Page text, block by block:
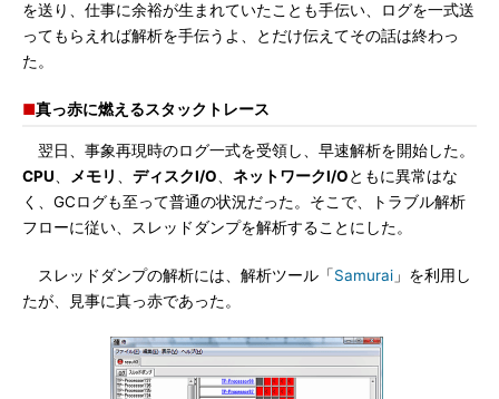
を送り、仕事に余裕が生まれていたことも手伝い、ログを一式送
ってもらえれば解析を手伝うよ、とだけ伝えてその話は終わっ
た。
■真っ赤に燃えるスタックトレース
翌日、事象再現時のログ一式を受領し、早速解析を開始した。
CPU
メモリ ディスクI/O ネットワークI/Oともに異常はな
く、GCログも至って普通の状況だった。そこで、トラブル解析
フローに従い、スレッドダンプを解析することにした。
スレッドダンプの解析には、解析ツール「Samurai 」を利用し
たが、見事に真っ赤であった。